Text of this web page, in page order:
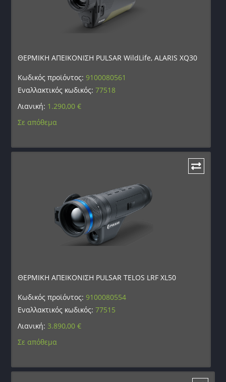
ΘΕΡΜΙΚΗ ΑΠΕΙΚΟΝΙΣΗ PULSAR WildLife, ALARIS XQ30
Κωδικός προϊόντος:9100080561
Εναλλακτικός κωδικός:77518
Λιανική: 1.290,00€
Σε απόθεμα
ΘΕΡΜΙΚΗ ΑΠΕΙΚΟΝΙΣΗ PULSAR TELOS LRF XL50
Κωδικός προϊόντος:9100080554
Εναλλακτικός κωδικός:77515
Λιανική: 3.890,00€
Σε απόθεμα